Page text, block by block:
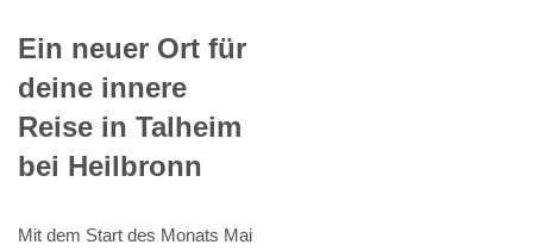
Ein neuer Ort für
deine innere
Reise in Talheim
bei Heilbronn
Mit dem Start des Monats Mai